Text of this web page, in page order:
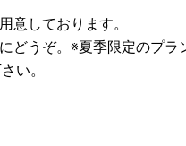
意しております。
どうぞ。※夏季限定のプラ
い。